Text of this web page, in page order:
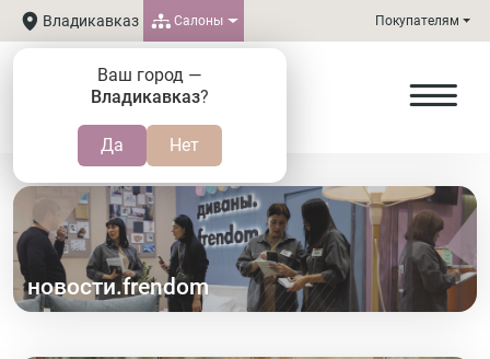
Владикавказ
Ваш город —
Владикавказ?
Салоны Покупателям
новости.frendom